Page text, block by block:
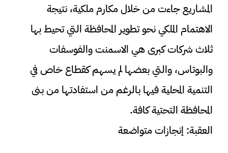
المشاريع جاءت من خلال مكارم ملكية، نتيجة
الاهتمام الملكي نحو تطوير المحافظة التي تحيط بها
ثلاث شركات كبرى هي الاسمنت والفوسفات
والبوتاس، والتي بعضها لم يسهم كقطاع خاص في
التنمية المحلية فيها بالرغم من استفادتها من بنى
المحافظة التحتية كافة.
العقبة: إنجازات متواضعة